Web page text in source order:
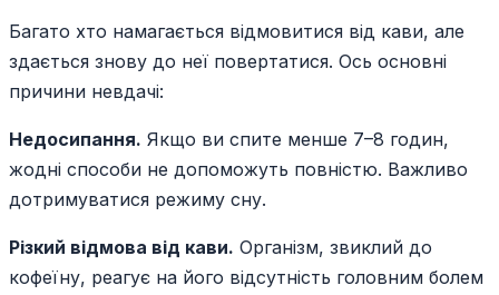
Багато хто намагається відмовитися від кави, але
здається знову до неї повертатися. Ось основні
причини невдачі:
Недосипання. Якщо ви спите менше 7–8 годин,
жодні способи не допоможуть повністю. Важливо
дотримуватися режиму сну.
Різкий відмова від кави. Організм, звиклий до
кофеїну, реагує на його відсутність головним болем